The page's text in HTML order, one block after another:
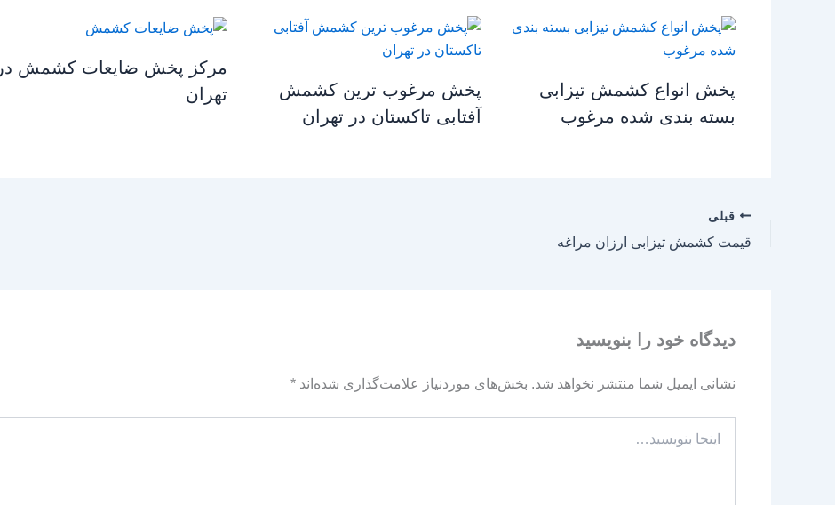
پخش انواع کشمش تیزابی
بسته بندی شده مرغوب
پخش مرغوب ترین کشمش
آفتابی تاکستان در تهران
مرکز پخش ضایعات کشمش در
تهران
قبلی
قیمت کشمش تیزابی ارزان مراغه
دیدگاه‌ خود را بنویسید
نشانی ایمیل شما منتشر نخواهد شد. بخش‌های موردنیاز علامت‌گذاری شده‌اند *
بنویسید…